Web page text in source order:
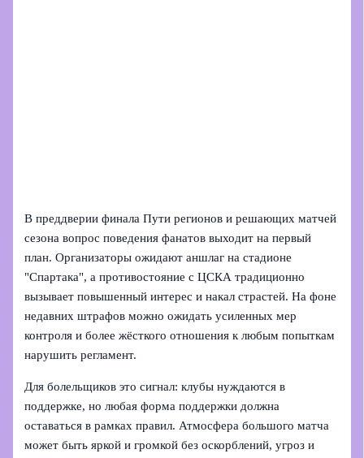
В преддверии финала Пути регионов и решающих матчей
сезона вопрос поведения фанатов выходит на первый
план. Организаторы ожидают аншлаг на стадионе
"Спартака", а противостояние с ЦСКА традиционно
вызывает повышенный интерес и накал страстей. На фоне
недавних штрафов можно ожидать усиленных мер
контроля и более жёсткого отношения к любым попыткам
нарушить регламент.
Для болельщиков это сигнал: клубы нуждаются в
поддержке, но любая форма поддержки должна
оставаться в рамках правил. Атмосфера большого матча
может быть яркой и громкой без оскорблений, угроз и